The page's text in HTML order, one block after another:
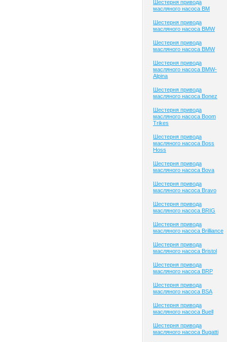
Шестерня привода
масляного насоса BM
Шестерня привода
масляного насоса BMW
Шестерня привода
масляного насоса BMW
Шестерня привода
масляного насоса BMW-
Alpina
Шестерня привода
масляного насоса Bonez
Шестерня привода
масляного насоса Boom
Trikes
Шестерня привода
масляного насоса Boss
Hoss
Шестерня привода
масляного насоса Bova
Шестерня привода
масляного насоса Bravo
Шестерня привода
масляного насоса BRIG
Шестерня привода
масляного насоса Brilliance
Шестерня привода
масляного насоса Bristol
Шестерня привода
масляного насоса BRP
Шестерня привода
масляного насоса BSA
Шестерня привода
масляного насоса Buell
Шестерня привода
масляного насоса Bugatti